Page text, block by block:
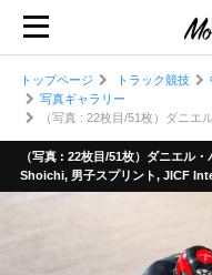
トップページ トラック競技
写真ギャラリー
（写真 : 22枚目/51枚）ダニ
（写真 : 22枚目/51枚）ダニエル
Shoichi, 男子スプリント, JICF